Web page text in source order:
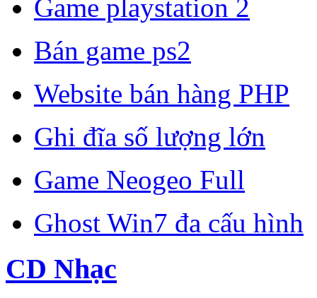
Game playstation 2
Bán game ps2
Website bán hàng PHP
Ghi đĩa số lượng lớn
Game Neogeo Full
Ghost Win7 đa cấu hình
CD Nhạc